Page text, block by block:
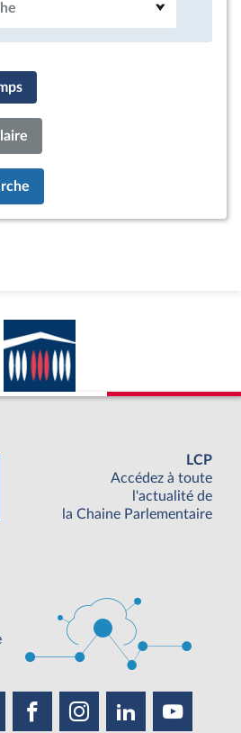
LCP
Accédez à toute
l'actualité de
la Chaine Parlementaire